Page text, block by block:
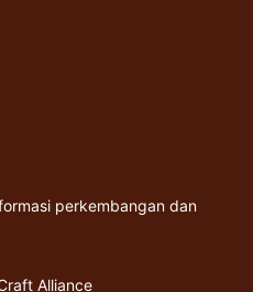
perkembangan dan
Alliance